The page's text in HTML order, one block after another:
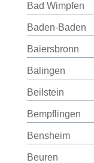
Bad Wimpfen
Baden-Baden
Baiersbronn
Balingen
Beilstein
Bempflingen
Bensheim
Beuren